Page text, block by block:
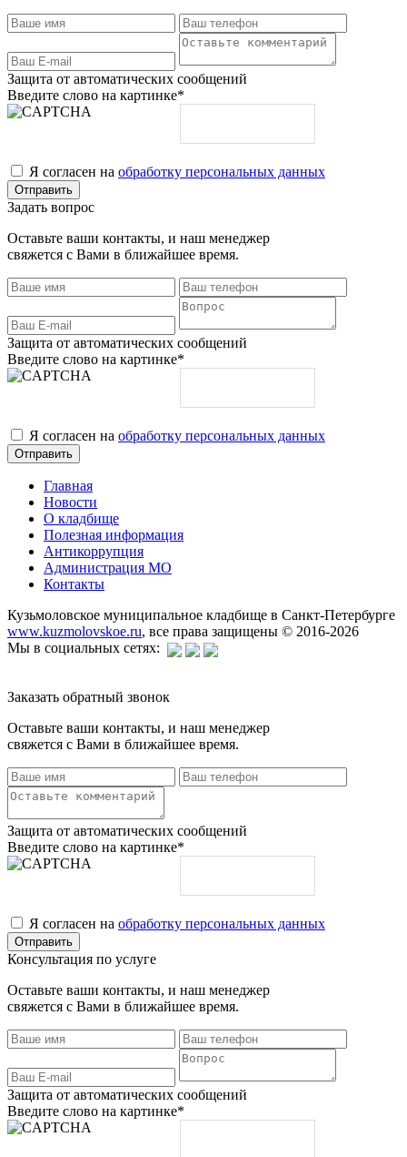
Защита от автоматических сообщений
Введите слово на картинке*
Я согласен на обработку персональных данных
Задать вопрос
Оставьте ваши контакты, и наш менеджер
свяжется с Вами в ближайшее время.
Защита от автоматических сообщений
Введите слово на картинке*
Я согласен на обработку персональных данных
Главная
Новости
О кладбище
Полезная информация
Антикоррупция
Администрация МО
Контакты
Кузьмоловское муниципальное кладбище в Санкт-Петербурге
www.kuzmolovskoe.ru, все права защищены © 2016-2026
Мы в социальных сетях:
Заказать обратный звонок
Оставьте ваши контакты, и наш менеджер
свяжется с Вами в ближайшее время.
Защита от автоматических сообщений
Введите слово на картинке*
Я согласен на обработку персональных данных
Консультация по услуге
Оставьте ваши контакты, и наш менеджер
свяжется с Вами в ближайшее время.
Защита от автоматических сообщений
Введите слово на картинке*